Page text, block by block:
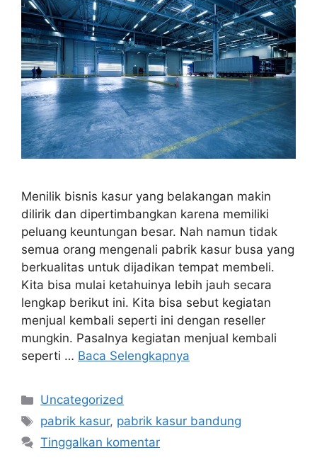
Menilik bisnis kasur yang belakangan makin
dilirik dan dipertimbangkan karena memiliki
peluang keuntungan besar. Nah namun tidak
semua orang mengenali pabrik kasur busa yang
berkualitas untuk dijadikan tempat membeli.
Kita bisa mulai ketahuinya lebih jauh secara
lengkap berikut ini. Kita bisa sebut kegiatan
menjual kembali seperti ini dengan reseller
mungkin. Pasalnya kegiatan menjual kembali
seperti … Baca Selengkapnya
Kategori
Uncategorized
Tag
pabrik kasur, pabrik kasur bandung
Tinggalkan komentar